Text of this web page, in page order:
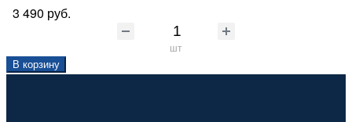
3 490 руб.
шт
В корзину